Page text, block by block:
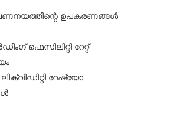
ഉപകരണങ്ങള്‍
ഫെസിലിറ്റി റേറ്റ്‌
റേഷ്യോ